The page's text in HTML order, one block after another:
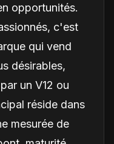
opportunités.
c'est
qui vend
désirables,
un V12 ou
réside dans
mesurée de